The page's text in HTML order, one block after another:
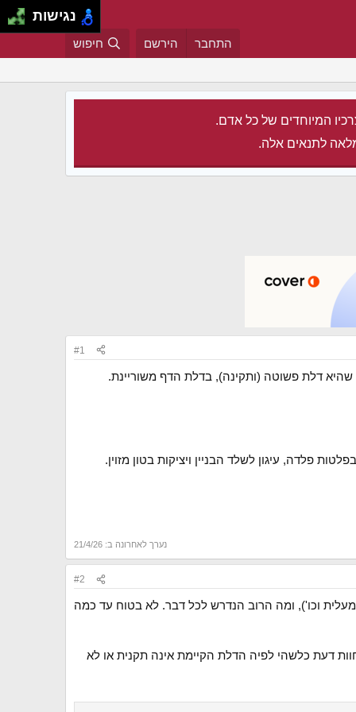
התחבר הירשם חיפוש
המיוחדים של כל אדם.
לתנאים אלה.
#1
דלת פשוטה (ותקינה), בדלת הדף משוריינת.
פלדה, עיגון לשלד הבניין ויציקות בטון מזוין.
נערך לאחרונה ב: 21/4/26
#2
וכו'), ומה הרוב הנדרש לכל דבר. לא בטוח עד כמה
דעת כלשהי לפיה הדלת הקיימת אינה תקנית או לא
נגישות